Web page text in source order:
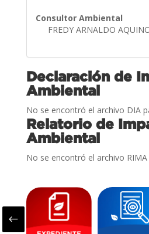
Consultor Ambiental
FREDY ARNALDO
Declaración de
Ambiental
No se encontró el archivo DIA
Relatorio de
Ambiental
No se encontró el archivo
#